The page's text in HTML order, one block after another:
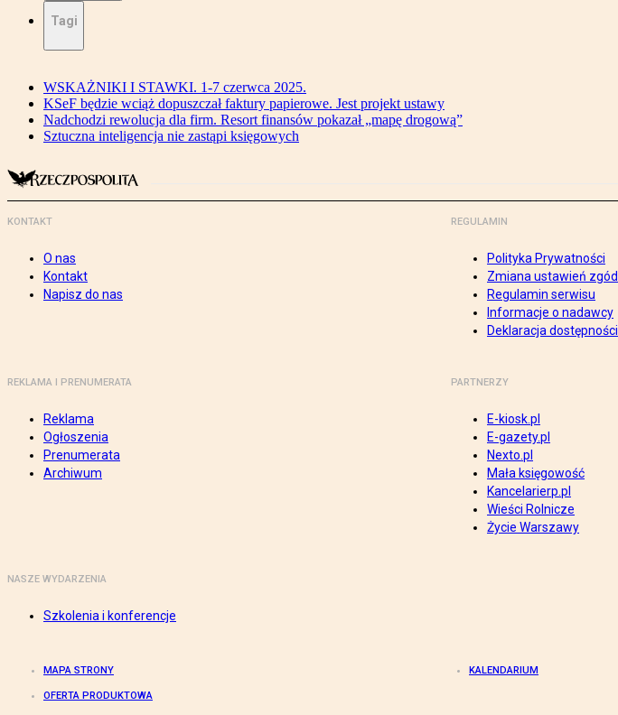
Tagi
WSKAŻNIKI I STAWKI. 1-7 czerwca 2025.
KSeF będzie wciąż dopuszczał faktury papierowe. Jest projekt ustawy
Nadchodzi rewolucja dla firm. Resort finansów pokazał „mapę drogową”
Sztuczna inteligencja nie zastąpi księgowych
KONTAKT
O nas
Kontakt
Napisz do nas
REGULAMIN
Polityka Prywatności
Zmiana ustawień zgód
Regulamin serwisu
Informacje o nadawcy
Deklaracja dostępności
REKLAMA I PRENUMERATA
Reklama
Ogłoszenia
Prenumerata
Archiwum
PARTNERZY
E-kiosk.pl
E-gazety.pl
Nexto.pl
Mała księgowość
Kancelarierp.pl
Wieści Rolnicze
Życie Warszawy
NASZE WYDARZENIA
Szkolenia i konferencje
MAPA STRONY KALENDARIUM
OFERTA PRODUKTOWA